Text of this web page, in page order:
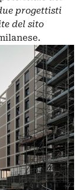
progettisti
del sito